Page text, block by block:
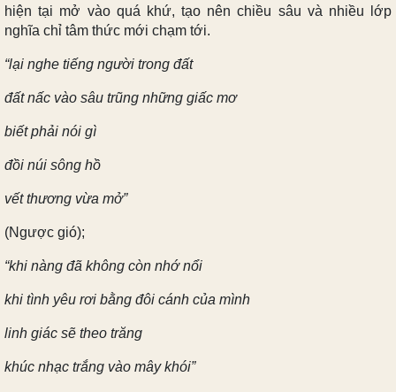
hiện tại mở vào quá khứ, tạo nên chiều sâu và nhiều lớp
nghĩa chỉ tâm thức mới chạm tới.
“lại nghe tiếng người trong đất
đất nấc vào sâu trũng những giấc mơ
biết phải nói gì
đồi núi sông hồ
vết thương vừa mở”
(Ngược gió);
“khi nàng đã không còn nhớ nổi
khi tình yêu rơi bằng đôi cánh của mình
linh giác sẽ theo trăng
khúc nhạc trắng vào mây khói”